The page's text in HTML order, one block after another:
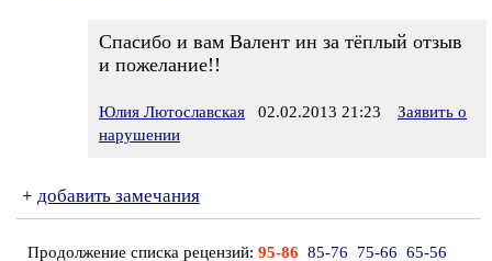
Спасибо и вам Валент ин за тёплый отзыв
и пожелание!!
Юлия Лютославская 02.02.2013 21:23
Заявить о
нарушении
+ добавить замечания
Продолжение списка рецензий: 95-86 85-76 75-66 65-56